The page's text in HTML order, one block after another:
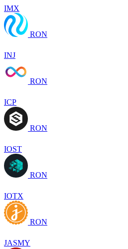
IMX
RON
INJ
RON
ICP
RON
IOST
RON
IOTX
RON
JASMY